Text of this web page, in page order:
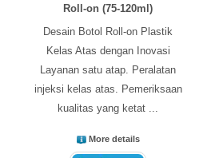
Roll-on (75-120ml)
Desain Botol Roll-on Plastik
Kelas Atas dengan Inovasi
Layanan satu atap. Peralatan
injeksi kelas atas. Pemeriksaan
kualitas yang ketat ...
More details